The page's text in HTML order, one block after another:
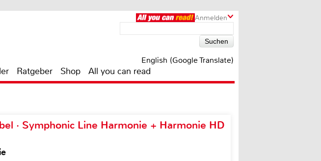
Anmelden
English (Google Translate)
Ratgeber Shop All you can read
· Symphonic Line Harmonie + Harmonie HD